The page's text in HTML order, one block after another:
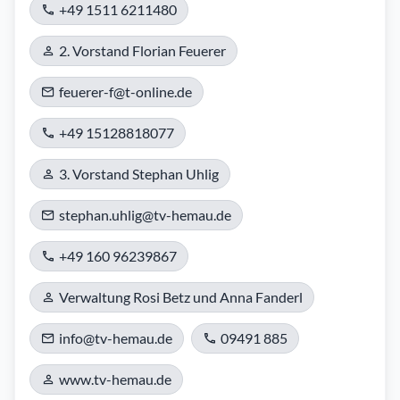
+49 1511 6211480
2. Vorstand Florian Feuerer
feuerer-f@t-online.de
+49 15128818077
3. Vorstand Stephan Uhlig
stephan.uhlig@tv-hemau.de
+49 160 96239867
Verwaltung Rosi Betz und Anna Fanderl
info@tv-hemau.de 09491 885
www.tv-hemau.de